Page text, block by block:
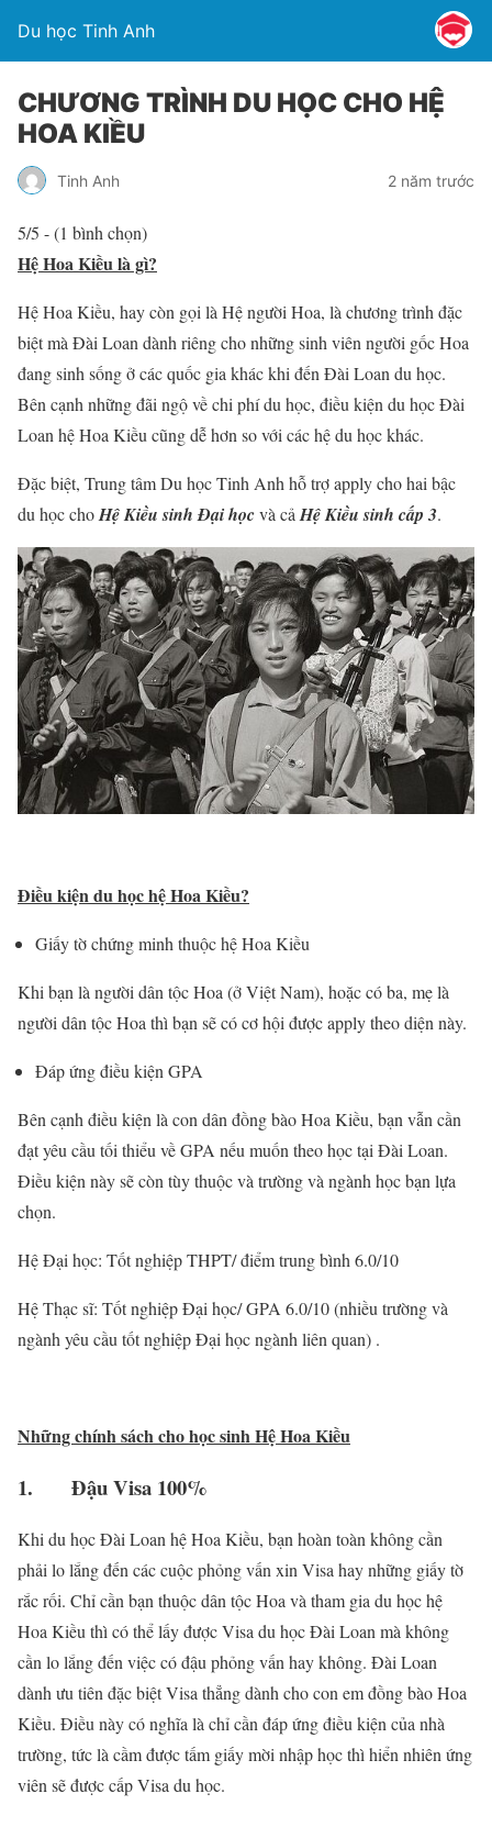
Du học Tinh Anh
CHƯƠNG TRÌNH DU HỌC CHO HỆ
HOA KIỀU
Tinh Anh 2 năm trước
5/5 - (1 bình chọn)
Hệ Hoa Kiều là gì?
Hệ Hoa Kiều, hay còn gọi là Hệ người Hoa, là chương trình đặc
biệt mà Đài Loan dành riêng cho những sinh viên người gốc Hoa
đang sinh sống ở các quốc gia khác khi đến Đài Loan du học.
Bên cạnh những đãi ngộ về chi phí du học, điều kiện du học Đài
Loan hệ Hoa Kiều cũng dễ hơn so với các hệ du học khác.
Đặc biệt, Trung tâm Du học Tinh Anh hỗ trợ apply cho hai bậc
du học choHệ Kiều sinh Đại họcvà cả Hệ Kiều sinh cấp 3.
Điều kiện du học hệ Hoa Kiều?
Giấy tờ chứng minh thuộc hệ Hoa Kiều
Khi bạn là người dân tộc Hoa (ở Việt Nam), hoặc có ba, mẹ là
người dân tộc Hoa thì bạn sẽ có cơ hội được apply theo diện này.
Đáp ứng điều kiện GPA
Bên cạnh điều kiện là con dân đồng bào Hoa Kiều, bạn vẫn cần
đạt yêu cầu tối thiểu về GPA nếu muốn theo học tại Đài Loan.
Điều kiện này sẽ còn tùy thuộc và trường và ngành học bạn lựa
chọn.
Hệ Đại học: Tốt nghiệp THPT/ điểm trung bình 6.0/10
Hệ Thạc sĩ: Tốt nghiệp Đại học/ GPA 6.0/10 (nhiều trường và
ngành yêu cầu tốt nghiệp Đại học ngành liên quan) .
Những chính sách cho học sinh Hệ Hoa Kiều
1. Đậu Visa 100%
Khi du học Đài Loan hệ Hoa Kiều, bạn hoàn toàn không cần
phải lo lắng đến các cuộc phỏng vấn xin Visa hay những giấy tờ
rắc rối. Chỉ cần bạn thuộc dân tộc Hoa và tham gia du học hệ
Hoa Kiều thì có thể lấy được Visa du học Đài Loan mà không
cần lo lắng đến việc có đậu phỏng vấn hay không. Đài Loan
dành ưu tiên đặc biệt Visa thẳng dành cho con em đồng bào Hoa
Kiều. Điều này có nghĩa là chỉ cần đáp ứng điều kiện của nhà
trường, tức là cầm được tấm giấy mời nhập học thì hiển nhiên ứng
viên sẽ được cấp Visa du học.